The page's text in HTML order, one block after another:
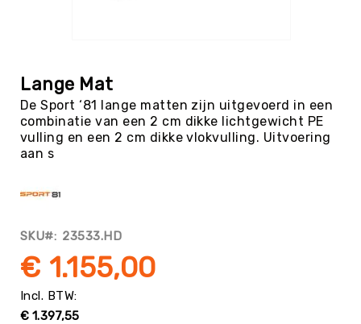
Basketbal
Beachvolleybal
Boksen
Cornhole
Cricket
Curling
het
begin
van
de
afbeeldingen-
Lange Mat
De Sport ‘81 lange matten zijn uitgevoerd in een
combinatie van een 2 cm dikke lichtgewicht PE
vulling en een 2 cm dikke vlokvulling. Uitvoering
aan s
SKU 23533.HD
€ 1.397,55
€ 1.155,00